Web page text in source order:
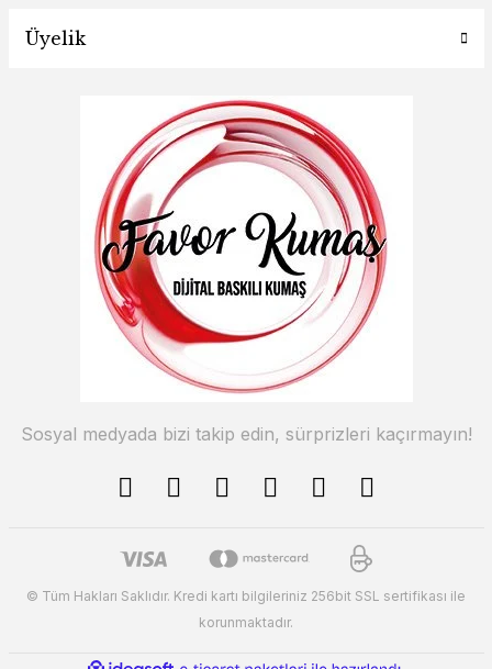
Üyelik
Sosyal medyada bizi takip edin, sürprizleri kaçırmayın!
© Tüm Hakları Saklıdır. Kredi kartı bilgileriniz 256bit SSL sertifikası ile
korunmaktadır.